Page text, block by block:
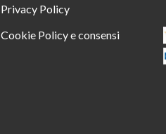
Privacy Policy
Cookie Policy e consensi